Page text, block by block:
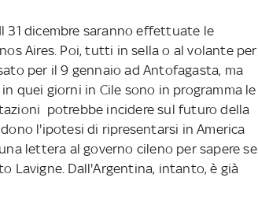
31 dicembre saranno effettuate le
Aires. Poi, tutti in sella o al volante per
per il 9 gennaio ad Antofagasta, ma
quei giorni in Cile sono in programma le
potrebbe incidere sul futuro della
l'ipotesi di ripresentarsi in America
lettera al governo cileno per sapere se
Lavigne. Dall'Argentina, intanto, è già